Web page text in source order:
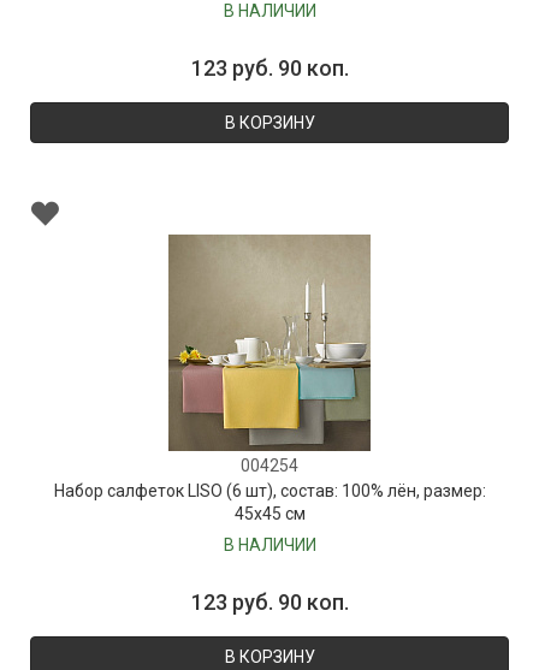
В НАЛИЧИИ
123 руб. 90 коп.
В КОРЗИНУ
004254
Набор салфеток LISO (6 шт), состав: 100% лён, размер:
45х45 см
В НАЛИЧИИ
123 руб. 90 коп.
В КОРЗИНУ